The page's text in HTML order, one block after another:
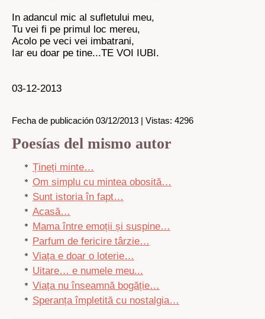
In adancul mic al sufletului meu,
Tu vei fi pe primul loc mereu,
Acolo pe veci vei imbatrani,
Iar eu doar pe tine...TE VOI IUBI.
03-12-2013
Fecha de publicación 03/12/2013 | Vistas: 4296
Poesías del mismo autor
Țineți minte…
Om simplu cu mintea obosită…
Sunt istoria în fapt…
Acasă…
Mama între emoții și suspine…
Parfum de fericire târzie…
Viața e doar o loterie…
Uitare… e numele meu...
Viața nu înseamnă bogăție…
Speranța împletită cu nostalgia…